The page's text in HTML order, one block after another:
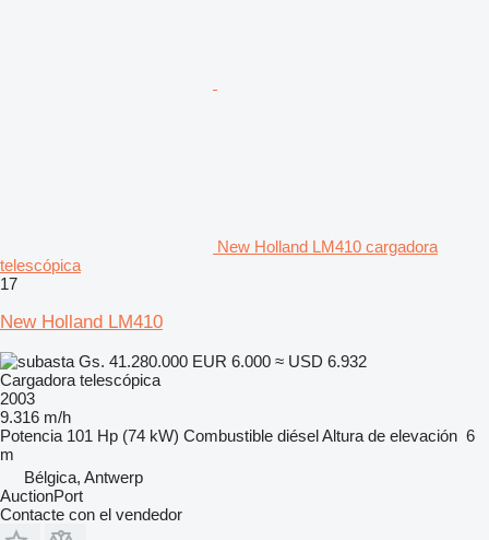
New Holland LM410 cargadora
telescópica
17
New Holland LM410
Gs. 41.280.000 EUR 6.000 ≈ USD 6.932
Cargadora telescópica
2003
9.316 m/h
Potencia 101 Hp (74 kW) Combustible diéselAltura de elevación 6
m
Bélgica, Antwerp
AuctionPort
Contacte con el vendedor